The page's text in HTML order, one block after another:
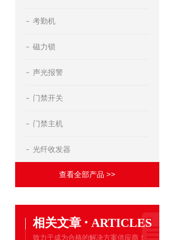
考勤机
磁力锁
声光报警
门禁开关
门禁主机
光纤收发器
查看全部产品 >>
相关文章 · ARTICLES
致力于成为合格的解决方案供应商！